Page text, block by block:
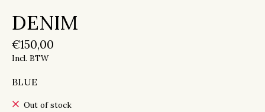
DENIM
€150,00
Incl. BTW
BLUE
Out of stock